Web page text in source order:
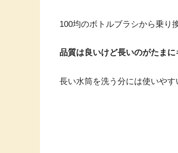
100均のボトルブラシから乗り
品質は良いけど長いのがたまに
長い水筒を洗う分には使いやす